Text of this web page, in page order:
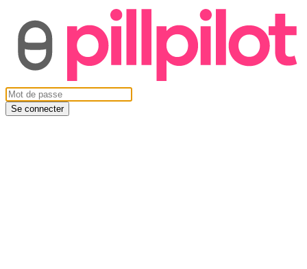
Se connecter